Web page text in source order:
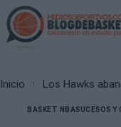
Skip
to
main
Inicio
BASKET NBASUCESOS Y